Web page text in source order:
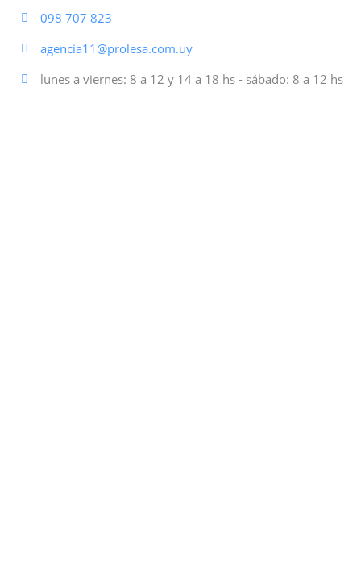
098 707 823
agencia11@prolesa.com.uy
lunes a viernes: 8 a 12 y 14 a 18 hs - sábado: 8 a 12 hs